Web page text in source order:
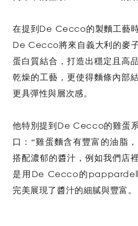
在提到De Cecco的製麵工藝
De Cecco將來自義大利的麥
蛋白質結合，打造出穩定且高
乾燥的工藝，更使得麵條內部
更具彈性與層次感。
他特別提到De Cecco的雞蛋
口：“雞蛋麵含有豐富的油脂
搭配濃郁的醬汁，例如我們店
是用De Cecco的
完美展現了醬汁的細膩與豐富。